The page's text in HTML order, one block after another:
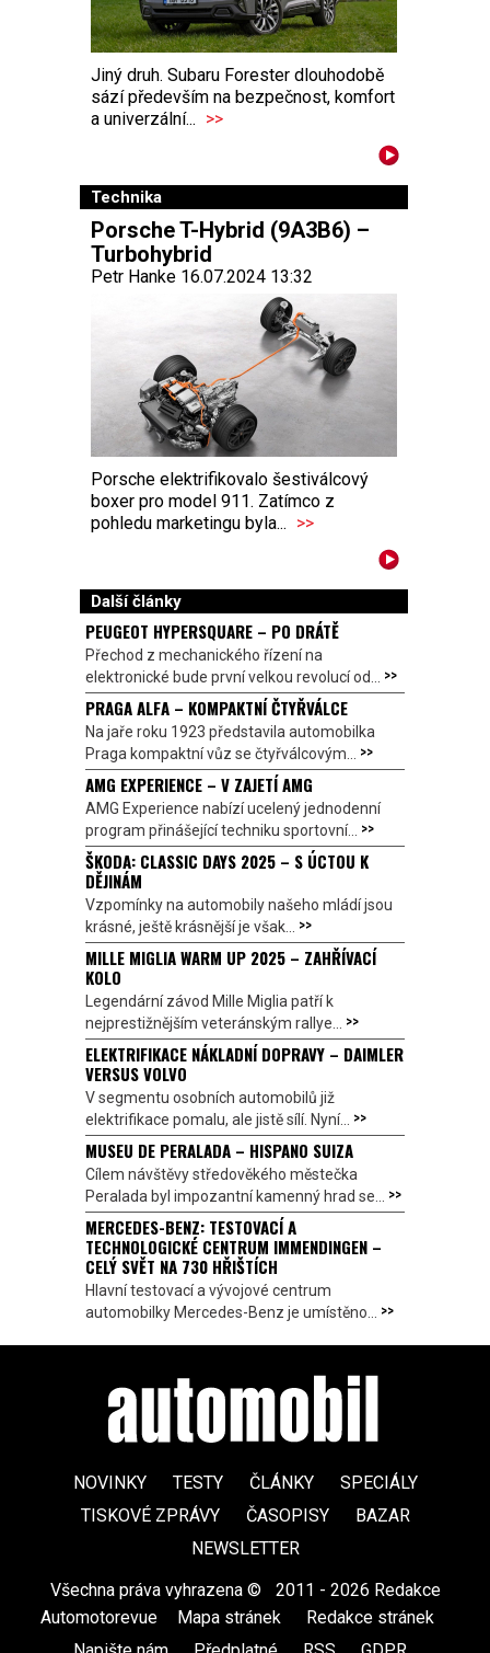
Jiný druh. Subaru Forester dlouhodobě
sází především na bezpečnost, komfort
a univerzální... >>
Technika
Porsche T-Hybrid (9A3B6) –
Turbohybrid
Petr Hanke 16.07.2024 13:32
Porsche elektrifikovalo šestiválcový
boxer pro model 911. Zatímco z
pohledu marketingu byla... >>
Další články
PEUGEOT HYPERSQUARE – PO DRÁTĚ
Přechod z mechanického řízení na
elektronické bude první velkou revolucí od... >>
PRAGA ALFA – KOMPAKTNÍ ČTYŘVÁLCE
Na jaře roku 1923 představila automobilka
Praga kompaktní vůz se čtyřválcovým... >>
AMG EXPERIENCE – V ZAJETÍ AMG
AMG Experience nabízí ucelený jednodenní
program přinášející techniku sportovní... >>
ŠKODA: CLASSIC DAYS 2025 – S ÚCTOU K
DĚJINÁM
Vzpomínky na automobily našeho mládí jsou
krásné, ještě krásnější je však... >>
MILLE MIGLIA WARM UP 2025 – ZAHŘÍVACÍ
KOLO
Legendární závod Mille Miglia patří k
nejprestižnějším veteránským rallye... >>
ELEKTRIFIKACE NÁKLADNÍ DOPRAVY – DAIMLER
VERSUS VOLVO
V segmentu osobních automobilů již
elektrifikace pomalu, ale jistě sílí. Nyní... >>
MUSEU DE PERALADA – HISPANO SUIZA
Cílem návštěvy středověkého městečka
Peralada byl impozantní kamenný hrad se... >>
MERCEDES-BENZ: TESTOVACÍ A
TECHNOLOGICKÉ CENTRUM IMMENDINGEN –
CELÝ SVĚT NA 730 HŘIŠTÍCH
Hlavní testovací a vývojové centrum
automobilky Mercedes-Benz je umístěno... >>
NOVINKY TESTY ČLÁNKY
SPECIÁLY
TISKOVÉ ZPRÁVY
ČASOPISY
BAZAR
NEWSLETTER
Všechna práva vyhrazena ©
2011 - 2026 Redakce
Automotorevue
Mapa stránek Redakce stránek